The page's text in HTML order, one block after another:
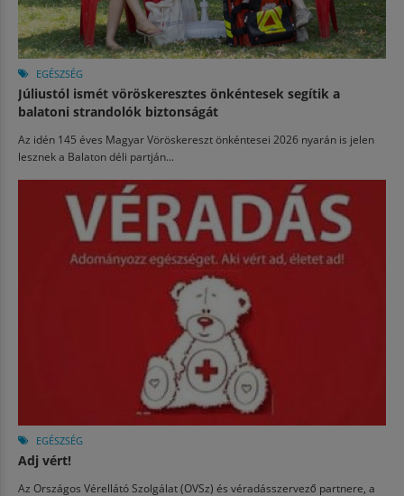
EGÉSZSÉG
Júliustól ismét vöröskeresztes önkéntesek segítik a
balatoni strandolók biztonságát
Az idén 145 éves Magyar Vöröskereszt önkéntesei 2026 nyarán is jelen
lesznek a Balaton déli partján...
EGÉSZSÉG
Adj vért!
Az Országos Vérellátó Szolgálat (OVSz) és véradásszervező partnere, a